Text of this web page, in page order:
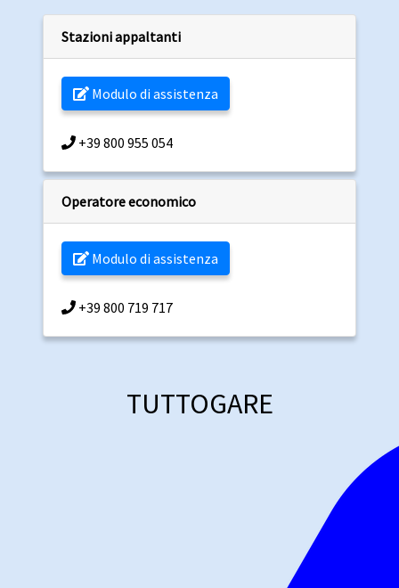
Stazioni appaltanti
Modulo di assistenza
+39 800 955 054
Operatore economico
Modulo di assistenza
+39 800 719 717
TUTTOGARE